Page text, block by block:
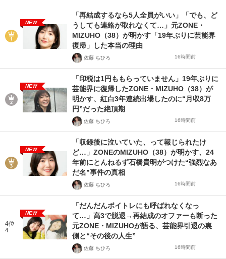
NEW
「再結成するなら5人全員がいい」「でも、ど
うしても連絡が取れなくて…」元ZONE・
MIZUHO（38）が明かす「19年ぶりに芸能界
復帰」した本当の理由
佐藤 ちひろ 16時間前
NEW
「印税は1円ももらっていません」19年ぶりに
芸能界に復帰したZONE・MIZUHO（38）が
明かす、紅白3年連続出場したのに“月収8万
円”だった絶頂期
佐藤 ちひろ 16時間前
NEW
「収録後に泣いていた、って報じられたけ
ど…」ZONEのMIZUHO（38）が明かす、24
年前にとんねるず石橋貴明がつけた“強烈なあ
だ名”事件の真相
佐藤 ちひろ 16時間前
4位
4
NEW
「だんだんボイトレにも呼ばれなくなっ
て…」高3で脱退→再結成のオファーも断った
元ZONE・MIZUHOが語る、芸能界引退の裏
側と“その後の人生”
佐藤 ちひろ 16時間前